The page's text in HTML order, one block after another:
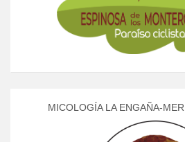
MICOLOGÍA LA ENGAÑA-